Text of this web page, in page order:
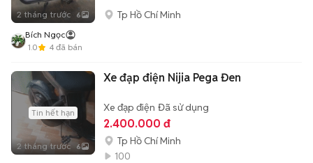
2 tháng trước 6 Tp Hồ Chí Minh
Bích Ngọc
1.0
4 đã bán
Tin hết hạn
2 tháng trước 6
Xe đạp điện Nijia Pega Đen
Xe đạp điện Đã sử dụng
2.400.000 đ
Tp Hồ Chí Minh
100